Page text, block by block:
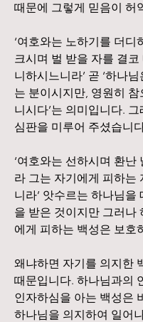
때문에 그렇게 믿음이 허
‘여호와는 노하기를 더디
크시며 벌 받을 자를 결
니하시느니라’ 곧 ‘하나
는 분이시지만, 영원히
니시다’는 의미입니다.
심판을 미루어 주셨습니
‘여호와는 선하시며 환난
라 그는 자기에게 피하는
니라’ 앗수르는 하나님을
을 받은 것이지만 그러나
에게 피하는 백성은 보호
왜냐하면 자기를 의지한
때문입니다. 하나님과의
인자하심을 아는 백성은
하나님을 의지하여 일어